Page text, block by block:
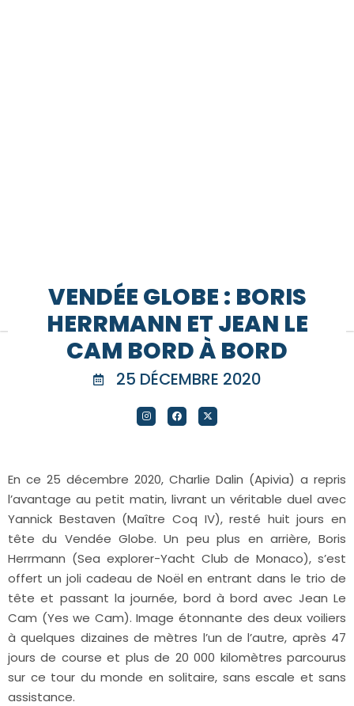
VENDÉE GLOBE : BORIS
HERRMANN ET JEAN LE
CAM BORD À BORD
25 DÉCEMBRE 2020
En ce 25 décembre 2020, Charlie Dalin (Apivia) a repris
l’avantage au petit matin, livrant un véritable duel avec
Yannick Bestaven (Maître Coq IV), resté huit jours en
tête du Vendée Globe. Un peu plus en arrière, Boris
Herrmann (Sea explorer-Yacht Club de Monaco), s’est
offert un joli cadeau de Noël en entrant dans le trio de
tête et passant la journée, bord à bord avec Jean Le
Cam (Yes we Cam). Image étonnante des deux voiliers
à quelques dizaines de mètres l’un de l’autre, après 47
jours de course et plus de 20 000 kilomètres parcourus
sur ce tour du monde en solitaire, sans escale et sans
assistance.